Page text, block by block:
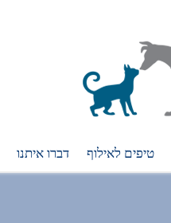
טיפים לאילוף דברו איתנו